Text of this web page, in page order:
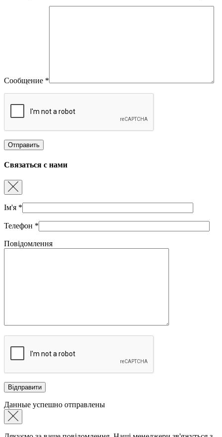
Сообщение *
Связаться с нами
Ім'я *
Телефон *
Повідомлення
Данные успешно отправлены